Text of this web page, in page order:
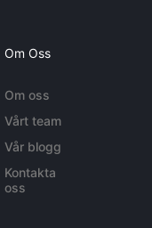
Om Oss
Om oss
Vårt team
Vår blogg
Kontakta
oss